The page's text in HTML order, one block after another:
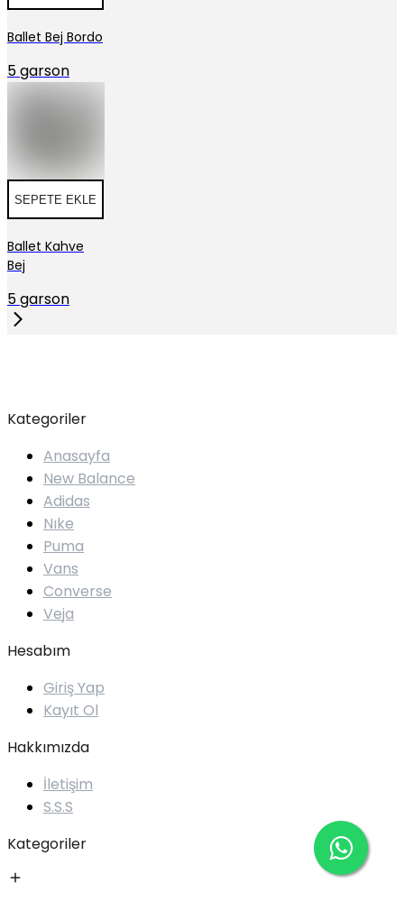
Ballet Bej Bordo
5 garson
SEPETE EKLE
Ballet Kahve
Bej
5 garson
Kategoriler
Anasayfa
New Balance
Adidas
Nıke
Puma
Vans
Converse
Veja
Hesabım
Giriş Yap
Kayıt Ol
Hakkımızda
İletişim
S.S.S
Kategoriler